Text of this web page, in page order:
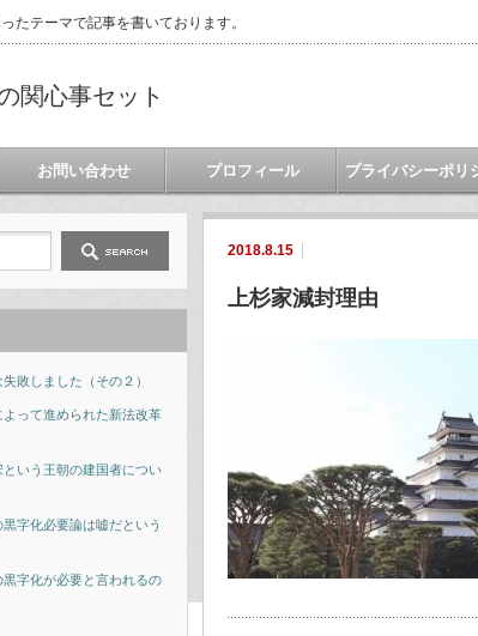
たテーマで記事を書いております。
関心事セット
お問い合わせ プロフィール プライバシーポリ
2018.8.15
上杉家減封理由
敗しました（その２）
って進められた新法改革
いう王朝の建国者につい
字化必要論は嘘だという
字化が必要と言われるの